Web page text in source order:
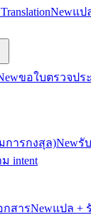
Newแป
ขอใบตรวจปร
การกงสุล)Newรั
intent
กสารNewแปล +